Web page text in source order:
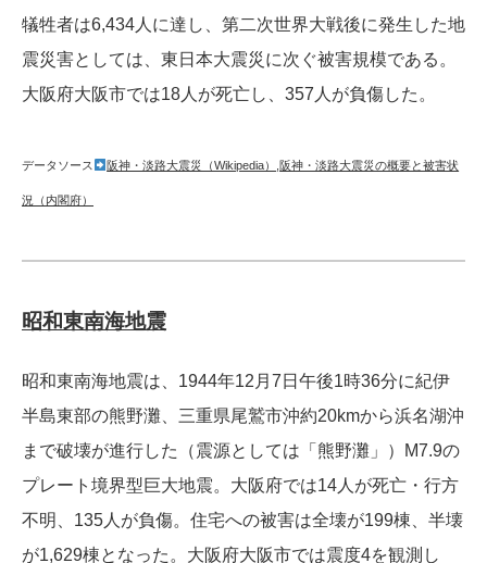
犠牲者は6,434人に達し、第二次世界大戦後に発生した地
震災害としては、東日本大震災に次ぐ被害規模である。
大阪府大阪市では18人が死亡し、357人が負傷した。
データソース 阪神・淡路大震災（Wikipedia） ,阪神・淡路大震災の概要と被害状
況（内閣府）
昭和東南海地震
昭和東南海地震は、1944年12月7日午後1時36分に紀伊
半島東部の熊野灘、三重県尾鷲市沖約20kmから浜名湖沖
まで破壊が進行した（震源としては「熊野灘」）M7.9の
プレート境界型巨大地震。大阪府では14人が死亡・行方
不明、135人が負傷。住宅への被害は全壊が199棟、半壊
が1,629棟となった。大阪府大阪市では震度4を観測し